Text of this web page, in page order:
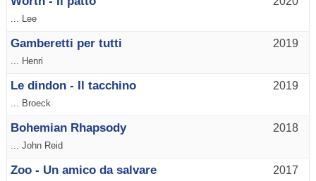
... Lee
2019
Gamberetti per tutti
... Henri
2019
Le dindon - Il tacchino
... Broeck
2018
Bohemian Rhapsody
... John Reid
2017
Zoo - Un amico da salvare